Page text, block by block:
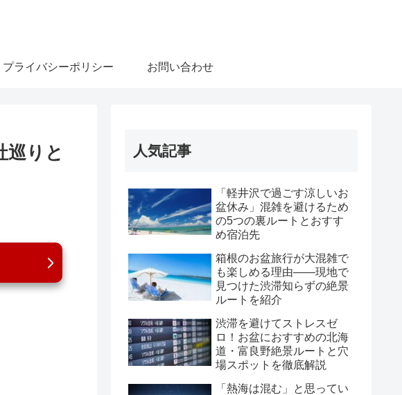
プライバシーポリシー お問い合わせ
巡りと
人気記事
「軽井沢で過ごす涼しいお
盆休み」混雑を避けるため
の5つの裏ルートとおすす
め宿泊先
箱根のお盆旅行が大混雑で
も楽しめる理由――現地で
見つけた渋滞知らずの絶景
ルートを紹介
渋滞を避けてストレスゼ
ロ！お盆におすすめの北海
道・富良野絶景ルートと穴
場スポットを徹底解説
「熱海は混む」と思ってい